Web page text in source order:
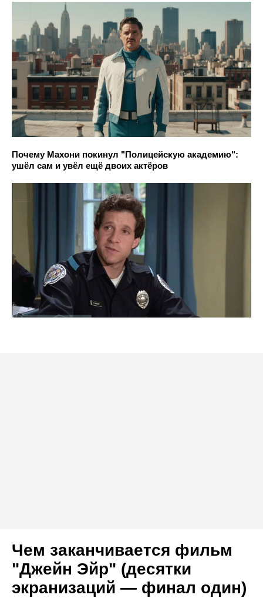
Почему Махони покинул "Полицейскую академию":
ушёл сам и увёл ещё двоих актёров
Чем заканчивается фильм
"Джейн Эйр" (десятки
экранизаций — финал один)